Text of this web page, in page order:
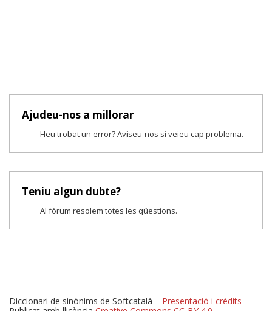
Ajudeu-nos a millorar
Heu trobat un error? Aviseu-nos si veieu cap problema.
Teniu algun dubte?
Al fòrum resolem totes les qüestions.
Diccionari de sinònims de Softcatalà – Presentació i crèdits –